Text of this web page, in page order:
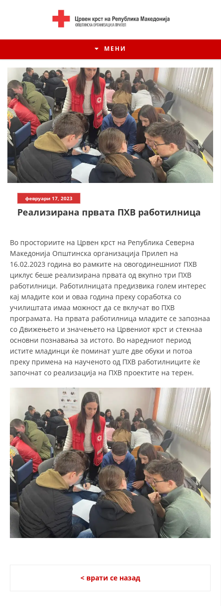
МЕНИ
ИСТОРИЈАТ НА ЦКРСМ
ИСТОРИЈАТ НА ДВИЖЕЊЕТО
КОНТАКТ ИНФОРМАЦИИ
ЧЛЕНСТВО ВО ПРОФЕСИОНАЛНИ ТЕЛА
ЗАКОН ЗА ЦКРМ
СТАТУТ НА ЦКРМ
РАКОВОДЕН ОДБОР
СОБРАНИЕ
СТРУКТУРА И ОРГАНИЗАЦИОНА ПОСТАВЕНОСТ
ДИСЕМИНАЦИЈА
MЕЃУНАРОДНО ХУМАНИТАРНО ПРАВО
ПРОМОЦИЈА НА ХУМАНИ ВРЕДНОСТИ
УПОТРЕБА И ЗАШТИТА НА АМБЛЕМОТ
СОЦИЈАЛНО ХУМАНИТАРНА ДЕЈНОСТ
февруари 17, 2023
Реализирана првата ПХВ работилница
Во просториите на Црвен крст на Република Северна
Македонија Општинска организација Прилеп на
16.02.2023 година во рамките на овогодинешниот ПХВ
циклус беше реализирана првата од вкупно три ПХВ
работилници. Работилницата предизвика голем интерес
кај младите кои и оваа година преку соработка со
училиштата имаа можност да се вклучат во ПХВ
програмата. На првата работилница младите се запознаа
со Движењето и значењето на Црвениот крст и стекнаа
основни познавања за истото. Во наредниот период
истите младинци ќе поминат уште две обуки и потоа
преку примена на наученото од ПХВ работилниците ќе
започнат со реализација на ПХВ проектите на терен.
< врати се назад